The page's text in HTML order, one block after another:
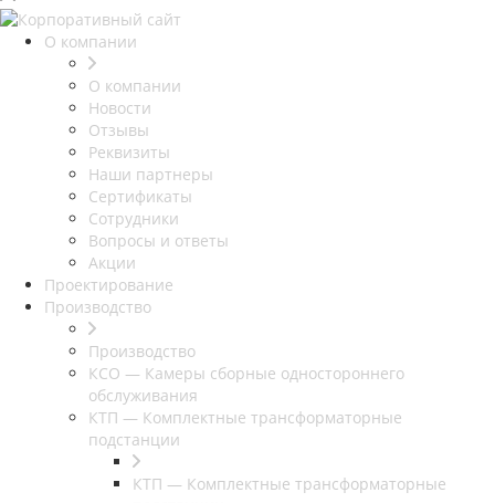
О компании
О компании
Новости
Отзывы
Реквизиты
Наши партнеры
Сертификаты
Сотрудники
Вопросы и ответы
Акции
Проектирование
Производство
Производство
КСО — Камеры сборные одностороннего
обслуживания
КТП — Комплектные трансформаторные
подстанции
КТП — Комплектные трансформаторные